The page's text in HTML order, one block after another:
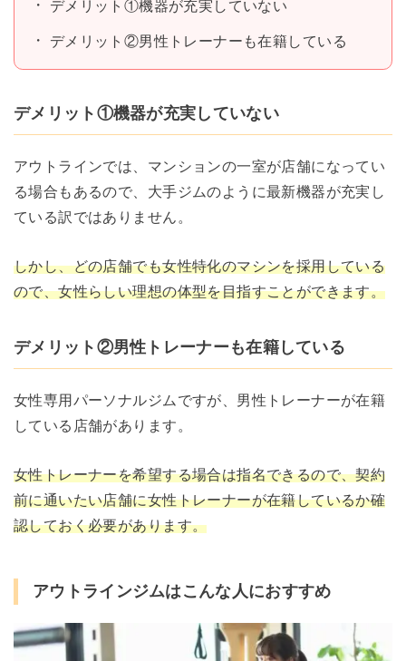
デメリット①機器が充実していない
デメリット②男性トレーナーも在籍している
デメリット①機器が充実していない
アウトラインでは、マンションの一室が店舗になってい
る場合もあるので、大手ジムのように最新機器が充実し
ている訳ではありません。
しかし、どの店舗でも女性特化のマシンを採用している
ので、女性らしい理想の体型を目指すことができます。
デメリット②男性トレーナーも在籍している
女性専用パーソナルジムですが、男性トレーナーが在籍
している店舗があります。
女性トレーナーを希望する場合は指名できるので、契約
前に通いたい店舗に女性トレーナーが在籍しているか確
認しておく必要があります。
アウトラインジムはこんな人におすすめ